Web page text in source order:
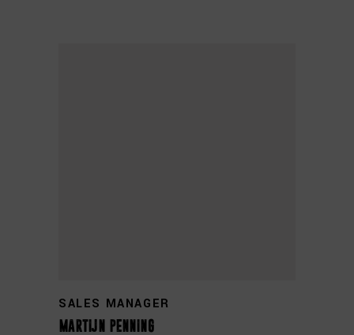
SALES MANAGER
martijn penning